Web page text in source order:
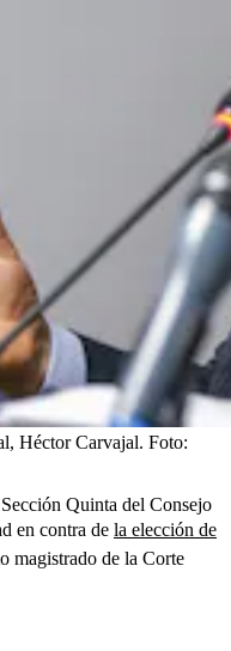
Héctor Carvajal. Foto:
Quinta del Consejo
en contra de la elección de
magistrado de la Corte